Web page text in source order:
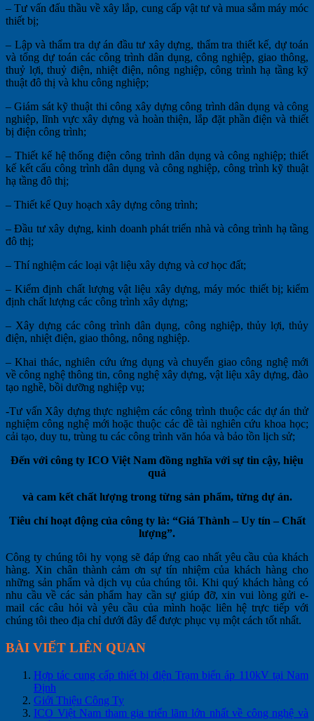
– Tư vấn đấu thầu về xây lắp, cung cấp vật tư và mua sắm máy móc
thiết bị;
– Lập và thẩm tra dự án đầu tư xây dựng, thẩm tra thiết kế, dự toán
và tổng dự toán các công trình dân dụng, công nghiệp, giao thông,
thuỷ lợi, thuỷ điện, nhiệt điện, nông nghiệp, công trình hạ tầng kỹ
thuật đô thị và khu công nghiệp;
– Giám sát kỹ thuật thi công xây dựng công trình dân dụng và công
nghiệp, lĩnh vực xây dựng và hoàn thiện, lắp đặt phần điện và thiết
bị điện công trình;
– Thiết kế hệ thống điện công trình dân dụng và công nghiệp; thiết
kế kết cấu công trình dân dụng và công nghiệp, công trình kỹ thuật
hạ tầng đô thị;
– Thiết kế Quy hoạch xây dựng công trình;
– Đầu tư xây dựng, kinh doanh phát triển nhà và công trình hạ tầng
đô thị;
– Thí nghiệm các loại vật liệu xây dựng và cơ học đất;
– Kiểm định chất lượng vật liệu xây dựng, máy móc thiết bị; kiểm
định chất lượng các công trình xây dựng;
– Xây dựng các công trình dân dụng, công nghiệp, thủy lợi, thủy
điện, nhiệt điện, giao thông, nông nghiệp.
– Khai thác, nghiên cứu ứng dụng và chuyển giao công nghệ mới
về công nghệ thông tin, công nghệ xây dựng, vật liệu xây dựng, đào
tạo nghề, bồi dưỡng nghiệp vụ;
-Tư vấn Xây dựng thực nghiệm các công trình thuộc các dự án thử
nghiệm công nghệ mới hoặc thuộc các đề tài nghiên cứu khoa học;
cải tạo, duy tu, trùng tu các công trình văn hóa và bảo tồn lịch sử;
Đến với công ty ICO Việt Nam đồng nghĩa với sự tin cậy, hiệu
quả
và cam kết chất lượng trong từng sản phẩm, từng dự án.
Tiêu chí hoạt động của công ty là: “Giá Thành – Uy tín – Chất
lượng”.
Công ty chúng tôi hy vọng sẽ đáp ứng cao nhất yêu cầu của khách
hàng. Xin chân thành cảm ơn sự tín nhiệm của khách hàng cho
những sản phẩm và dịch vụ của chúng tôi. Khi quý khách hàng có
nhu cầu về các sản phẩm hay cần sự giúp đỡ, xin vui lòng gửi e-
mail các câu hỏi và yêu cầu của mình hoặc liên hệ trực tiếp với
chúng tôi theo địa chỉ dưới đây để được phục vụ một cách tốt nhất.
BÀI VIẾT LIÊN QUAN
Hợp tác cung cấp thiết bị điện Trạm biến áp 110kV tại Nam
Định
Giới Thiệu Công Ty
ICO Việt Nam tham gia triển lãm lớn nhất về công nghệ và